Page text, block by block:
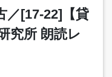
／[17-22]【貸
究所 朗読レ